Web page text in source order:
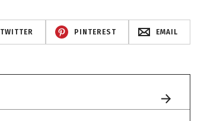
TWITTER PINTEREST EMAIL